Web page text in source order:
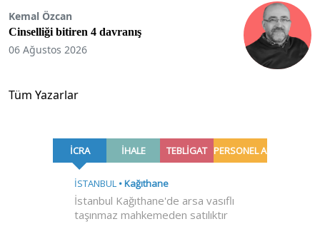
Kemal Özcan
Cinselliği bitiren 4 davranış
06 Ağustos 2026
Tüm Yazarlar